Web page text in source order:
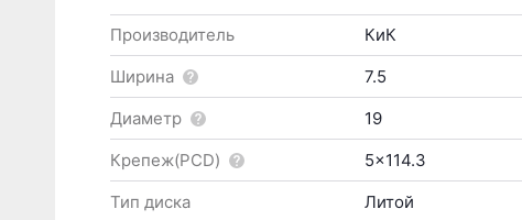
Производитель
КиК
Ширина
7.5
Диаметр
19
Крепеж(PCD)
5x114.3
Тип диска
Литой